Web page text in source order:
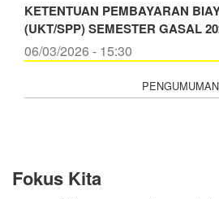
KETENTUAN PEMBAYARAN
(UKT/SPP) SEMESTER GASAL
06/03/2026 - 15:30
Fokus Kita